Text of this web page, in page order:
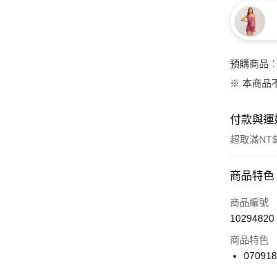
預購商品
※ 本商品
付款與
超取滿
付款方式
信用卡一
商品特色
商品編號
10294820
商品特色